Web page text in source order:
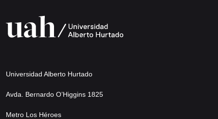
Universidad Alberto Hurtado
Avda. Bernardo O’Higgins 1825
Metro Los Héroes